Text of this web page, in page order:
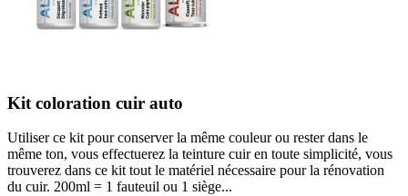
Kit coloration cuir auto
Utiliser ce kit pour conserver la même couleur ou rester dans le
même ton, vous effectuerez la teinture cuir en toute simplicité, vous
trouverez dans ce kit tout le matériel nécessaire pour la rénovation
du cuir. 200ml = 1 fauteuil ou 1 siège...